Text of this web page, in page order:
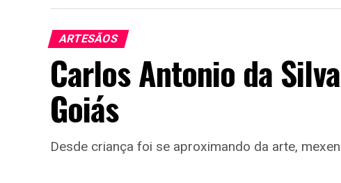
Técnicas:
cria com retalhos, bordados e pinturas
ARTESÃOS
Carlos Antonio da
Goiás
Desde criança foi se aproximando da arte,